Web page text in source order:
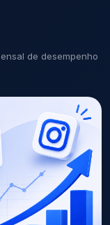
de desempenho